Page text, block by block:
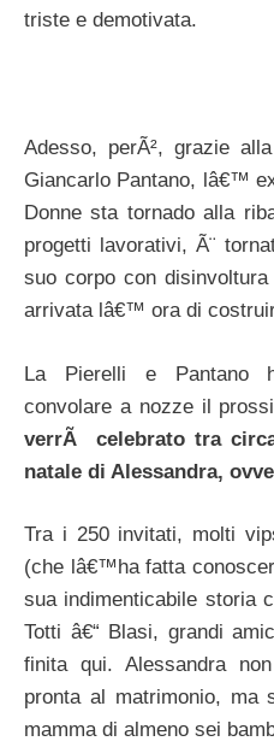
triste e demotivata.
Adesso, perÃ², grazie
Giancarlo Pantano, lâ€™
Donne sta tornado alla
progetti lavorativi, Ã¨
suo corpo con
arrivata lâ€™ ora di
La Pierelli e Pantano
convolare a nozze il
verrÃ celebrato tra
natale di Alessandra,
Tra i 250 invitati, molti
(che lâ€™ha fatta
sua indimenticabile storia
Totti â€“ Blasi, grandi
finita qui. Alessandra
pronta al matrimonio, ma
mamma di almeno sei